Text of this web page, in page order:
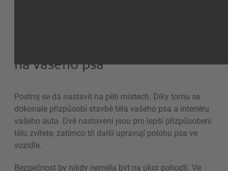
na vašeho psa
Postroj se dá nastavit na pěti místech. Díky tomu se
dokonale přizpůsobí stavbě těla vašeho psa a interiéru
vašeho auta. Dvě nastavení jsou pro lepší přizpůsobení
tělu zvířete, zatímco tři další upravují polohu psa ve
vozidle.
Bezpečnost by nikdy neměla být na úkor pohodlí. Ve